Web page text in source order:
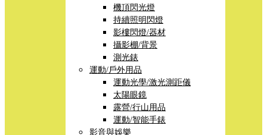
機頂閃光燈
持續照明閃燈
影樓閃燈/器材
攝影棚/背景
測光錶
運動/戶外用品
運動光學/激光測距儀
太陽眼鏡
露營/行山用品
運動/智能手錶
影音與娛樂